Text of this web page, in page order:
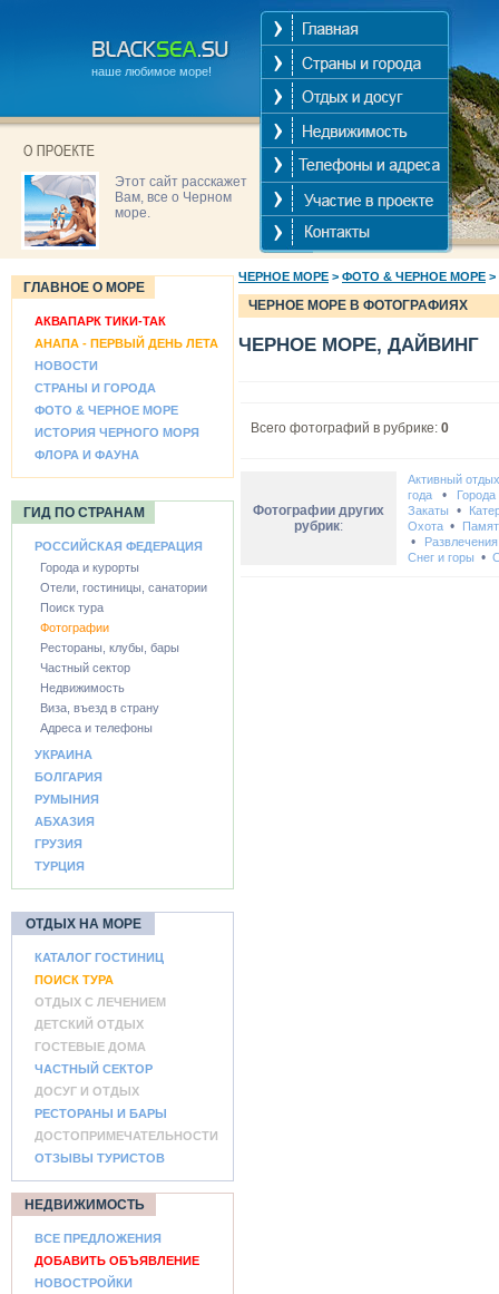
наше любимое море!
Этот сайт расскажет
Вам, все о Черном
море.
ГЛАВНОЕ О МОРЕ
АКВАПАРК ТИКИ-ТАК
АНАПА - ПЕРВЫЙ ДЕНЬ ЛЕТА
НОВОСТИ
СТРАНЫ И ГОРОДА
ФОТО & ЧЕРНОЕ МОРЕ
ИСТОРИЯ ЧЕРНОГО МОРЯ
ФЛОРА И ФАУНА
ГИД ПО СТРАНАМ
РОССИЙСКАЯ ФЕДЕРАЦИЯ
Города и курорты
Отели, гостиницы, санатории
Поиск тура
Фотографии
Рестораны, клубы, бары
Частный сектор
Недвижимость
Виза, въезд в страну
Адреса и телефоны
УКРАИНА
БОЛГАРИЯ
РУМЫНИЯ
АБХАЗИЯ
ГРУЗИЯ
ТУРЦИЯ
ОТДЫХ НА МОРЕ
КАТАЛОГ ГОСТИНИЦ
ПОИСК ТУРА
ОТДЫХ С ЛЕЧЕНИЕМ
ДЕТСКИЙ ОТДЫХ
ГОСТЕВЫЕ ДОМА
ЧАСТНЫЙ СЕКТОР
ДОСУГ И ОТДЫХ
РЕСТОРАНЫ И БАРЫ
ДОСТОПРИМЕЧАТЕЛЬНОСТИ
ОТЗЫВЫ ТУРИСТОВ
НЕДВИЖИМОСТЬ
ВСЕ ПРЕДЛОЖЕНИЯ
ДОБАВИТЬ ОБЪЯВЛЕНИЕ
НОВОСТРОЙКИ
ЧЕРНОЕ МОРЕ > ФОТО & ЧЕРНОЕ МОРЕ >
ЧЕРНОЕ МОРЕ В ФОТОГРАФИЯХ
ЧЕРНОЕ МОРЕ, ДАЙВИНГ
Всего фотографий в рубрике: 0
Фотографии других
рубрик:
Активный отдых
года•
Закаты
•
Охота•
• Развлечения
Снег и горы •